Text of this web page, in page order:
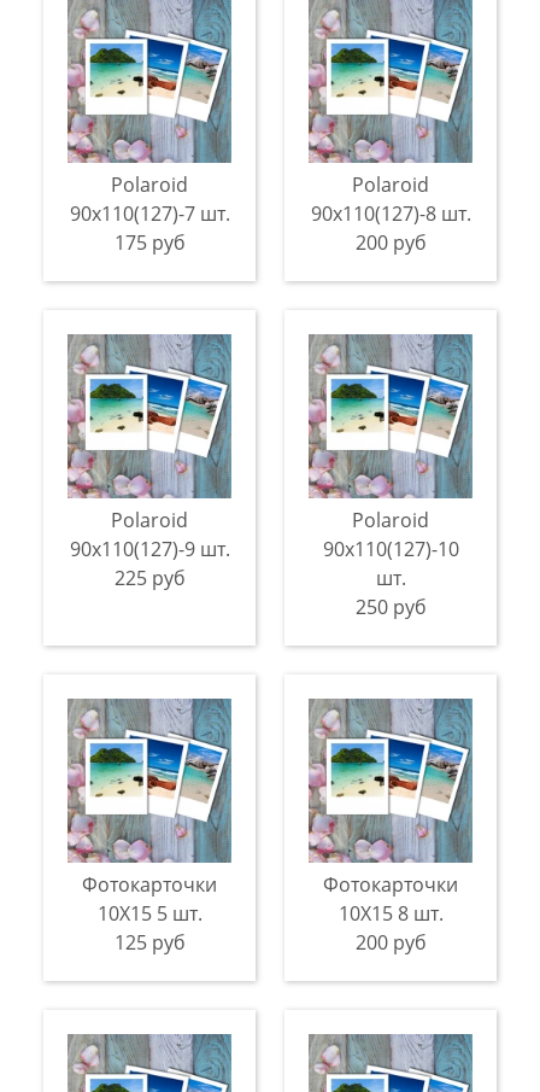
Polaroid
90х110(127)-7 шт.
175 руб
Polaroid
90х110(127)-8 шт.
200 руб
Polaroid
90х110(127)-9 шт.
225 руб
Polaroid
90х110(127)-10
шт.
250 руб
Фотокарточки
10Х15 5 шт.
125 руб
Фотокарточки
10Х15 8 шт.
200 руб